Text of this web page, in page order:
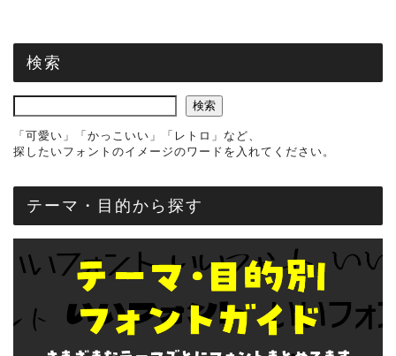
検索
検索
「可愛い」「かっこいい」「レトロ」など、
探したいフォントのイメージのワードを入れてください。
テーマ・目的から探す